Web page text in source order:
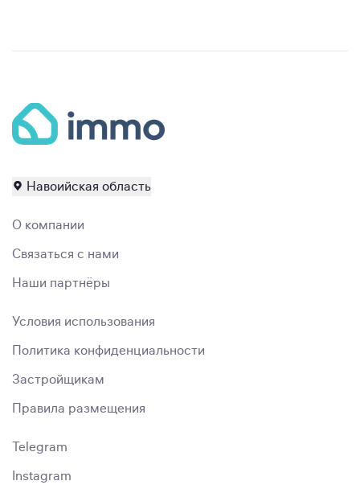
Навоийская область
О компании
Связаться с нами
Наши партнёры
Условия использования
Политика конфиденциальности
Застройщикам
Правила размещения
Telegram
Instagram